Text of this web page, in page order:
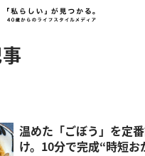
温めた「ごぼう」を定
け。10分で完成“時短お